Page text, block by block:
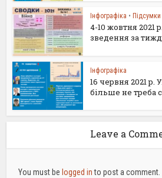
Інфографіка • Підсумки
4-10 жовтня 2021
зведення за
Інфографіка
16 червня 2021 р.
більше не треба
Leave a
You must be logged into post a comment.